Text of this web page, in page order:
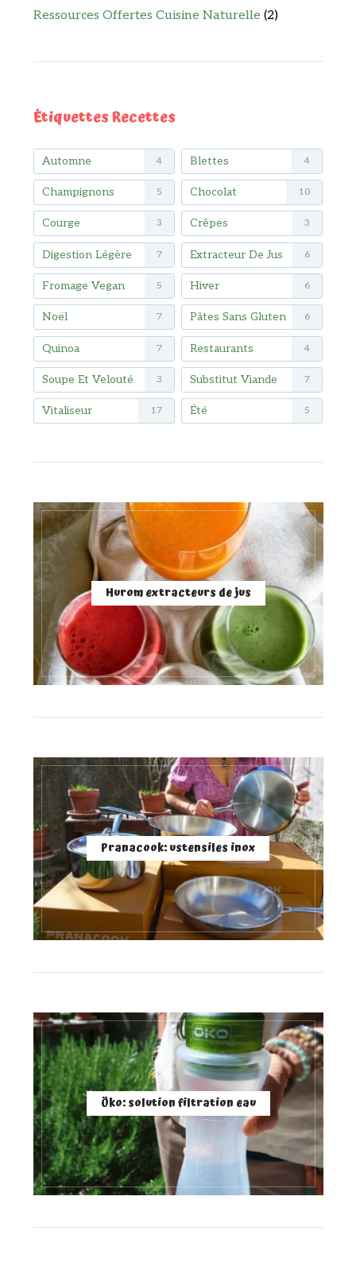
Ressources Offertes Cuisine Naturelle (2)
Étiquettes Recettes
Automne 4 Blettes 4
Champignons 5 Chocolat 10
Courge 3 Crêpes 3
Digestion Légère 7 Extracteur De Jus 6
Fromage Vegan 5 Hiver 6
Noël 7 Pâtes Sans Gluten 6
Quinoa 7 Restaurants 4
Soupe Et Velouté 3 Substitut Viande 7
Vitaliseur 17 Été 5
Hurom extracteurs de jus
Pranacook: ustensiles inox
Öko: solution filtration eau